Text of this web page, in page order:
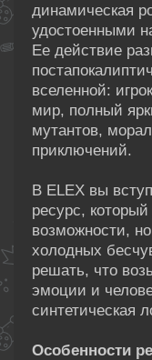
динамическая
удостоенными
Ее действие
вселенной:
мир, полный
мутантов,
приключений.
В ELEX вы
ресурс,
возможности,
холодных
решать, что
эмоции и
синтетическая
Особенности